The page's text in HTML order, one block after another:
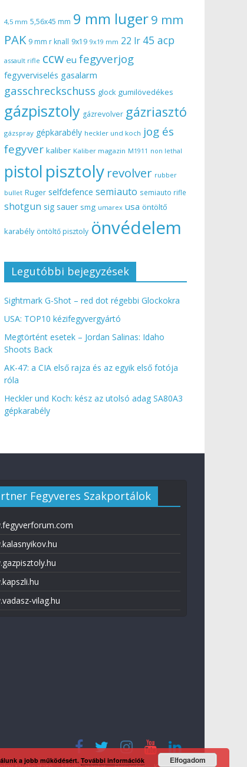
4,5 mm 5,56x45 mm 9 mm luger9 mm
PAK 9 mm r knall 9x19 9x19 mm 22 lr 45 acp
assault rifle ccw eu fegyverjog
fegyverviselés gasalarm
gasschreckschuss glock gumilövedékes
gázpisztoly gázrevolver gázriasztó
gázspray gépkarabély heckler und koch jog és
fegyver kaliber Kaliber magazin M1911 non lethal
pistol pisztoly revolver rubber
bullet Ruger selfdefence semiauto semiauto rifle
shotgun sig sauer smg umarex usa öntöltő
karabély öntöltő pisztoly önvédelem
Legutóbbi bejegyzések
Sightmark G-Shot – red dot régebbi Glockokra
USA: TOP10 kézifegyvergyártó
Megtörtént esetek – Jordan Salinas: Idaho
Shoots Back
AK-47: a CIA első rajza és az egyik első fotója
róla
Heckler und Koch: kész az utolsó adag SA80A3
gépkarabély
Fegyveres Szakportálok
vilag.hu
a jobb működésért. További információk Elfogadom